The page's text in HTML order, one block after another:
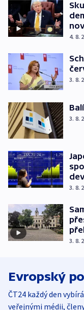
4. 8.
3. 8.
3. 8.
3. 8.
3. 8.
Evropský
ČT24 každý den
veřejnými médii,